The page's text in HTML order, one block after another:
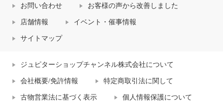
お問い合わせ お客様の声から改善しました
店舗情報 イベント・催事情報
サイトマップ
ジュピターショップチャンネル株式会社について
会社概要/免許情報 特定商取引法に関して
古物営業法に基づく表示 個人情報保護について